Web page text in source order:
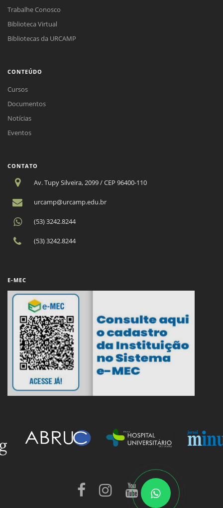
Trabalhe Conosco
Biblioteca Virtual
Bibliotecas da URCAMP
CONTEÚDO
Cursos
Documentos
Notícias
Eventos
CONTATO
Av. Tupy Silveira, 2099 / CEP 96400-110
urcamp@urcamp.edu.br
(53) 3242.8244
(53) 3242.8244
E-MEC